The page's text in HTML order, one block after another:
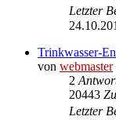
Letzter
Trinkwasser-
von webmaster
2
20443
Letzter